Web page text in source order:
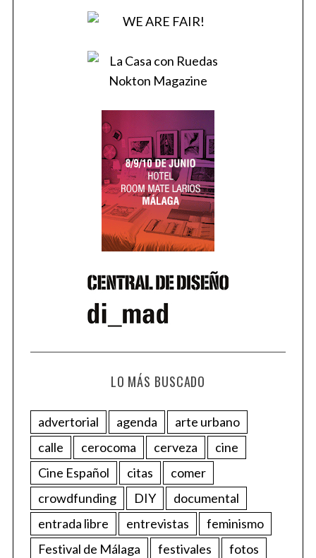
LO MÁS BUSCADO
advertorial agenda
arte urbano
calle
cerocoma cerveza
cine
Cine Español
citas
comer
crowdfunding
DIY
documental
entrada libre
entrevistas
feminismo
Festival de Málaga
festivales
fotos